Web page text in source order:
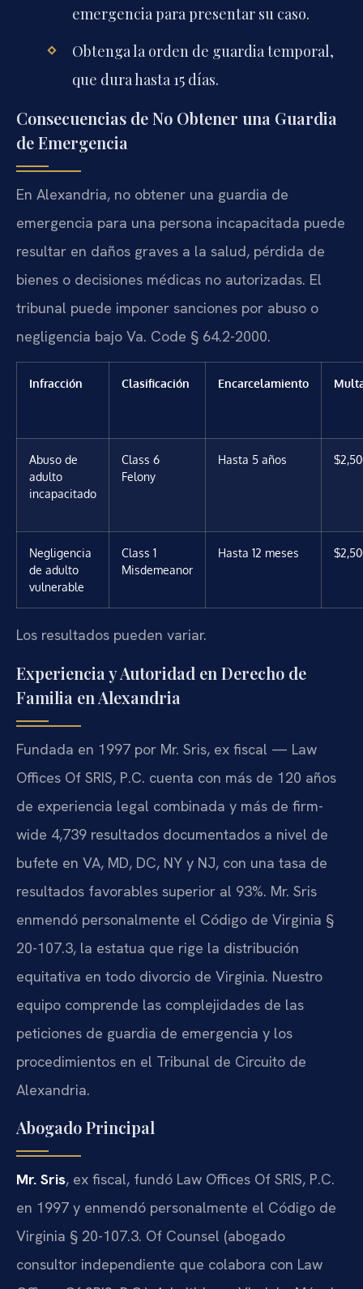
emergencia para presentar su caso.
Obtenga la orden de guardia temporal,
que dura hasta 15 días.
Consecuencias de No Obtener una Guardia
de Emergencia
En Alexandria, no obtener una guardia de
emergencia para una persona incapacitada puede
resultar en daños graves a la salud, pérdida de
bienes o decisiones médicas no autorizadas. El
tribunal puede imponer sanciones por abuso o
negligencia bajo Va. Code § 64.2-2000.
Infracción Clasificación Encarcelamiento
Abuso de
adulto
incapacitado
Class 6
Felony
Hasta 5 años
Negligencia
de adulto
vulnerable
Class 1
Misdemeanor
Hasta 12 meses
Los resultados pueden variar.
Experiencia y Autoridad en Derecho de
Familia en Alexandria
Fundada en 1997 por Mr. Sris, ex fiscal — Law
Offices Of SRIS, P.C. cuenta con más de 120 años
de experiencia legal combinada y más de firm-
wide 4,739 resultados documentados a nivel de
bufete en VA, MD, DC, NY y NJ, con una tasa de
resultados favorables superior al 93%. Mr. Sris
enmendó personalmente el Código de Virginia §
20-107.3, la estatua que rige la distribución
equitativa en todo divorcio de Virginia. Nuestro
equipo comprende las complejidades de las
peticiones de guardia de emergencia y los
procedimientos en el Tribunal de Circuito de
Alexandria.
Abogado Principal
Mr. Sris, ex fiscal, fundó Law Offices Of SRIS, P.C.
en 1997 y enmendó personalmente el Código de
Virginia § 20-107.3. Of Counsel (abogado
consultor independiente que colabora con Law